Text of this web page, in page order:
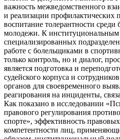
важность межведомственного
и реализации профилактических
воспитание толерантности
молодежи. К институциональным
специализированных
работе с болельщиками в
только контроль, но и диалог,
является подготовка и
судейского корпуса и
органов для своевременного
реагирования на инциденты,
Как показано в исследовании
правового регулирования
спорте», эффективность
компетентности лиц,